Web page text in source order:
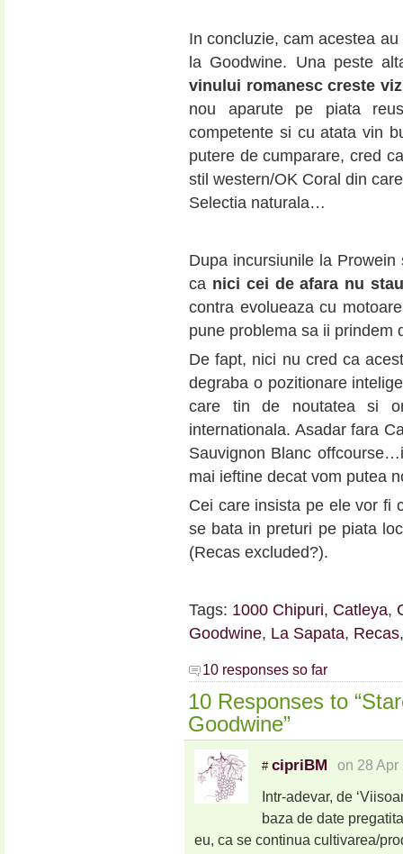
In concluzie, cam acestea
la Goodwine. Una peste
vinului romanesc creste
nou aparute pe piata
competente si cu atata vin
putere de cumparare, cred
stil western/OK Coral din
Selectia naturala…
Dupa incursiunile la
ca nici cei de afara nu
contra evolueaza cu
pune problema sa ii prindem
De fapt, nici nu cred ca
degraba o pozitionare
care tin de noutatea si
internationala. Asadar fara
Sauvignon Blanc
mai ieftine decat vom putea
Cei care insista pe ele vor fi
se bata in preturi pe piata
(Recas excluded?).
Tags: 1000 Chipuri, Catleya,
Goodwine, La Sapata, Recas
10 responses so far
10 Responses to
Goodwine”
# cipriBM on 28 Apr
Intr-adevar, de
baza de date
eu, ca se continua cultivarea/